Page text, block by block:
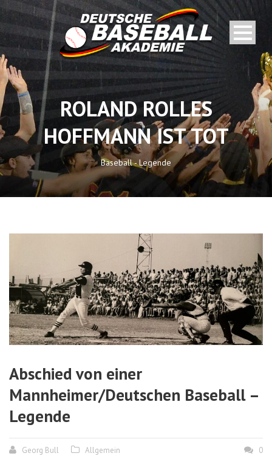
ROLAND ROLLES
HOFFMANN IST TOT
Baseball - Legende
Abschied von einer
Mannheimer/Deutschen Baseball –
Legende
Georg Bull Allgemein 0